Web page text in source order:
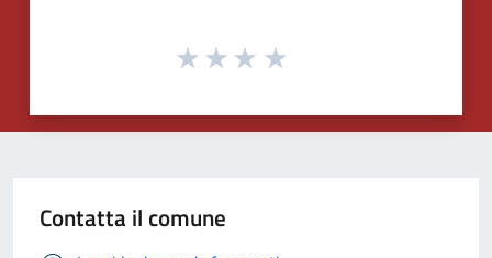
Contatta il comune